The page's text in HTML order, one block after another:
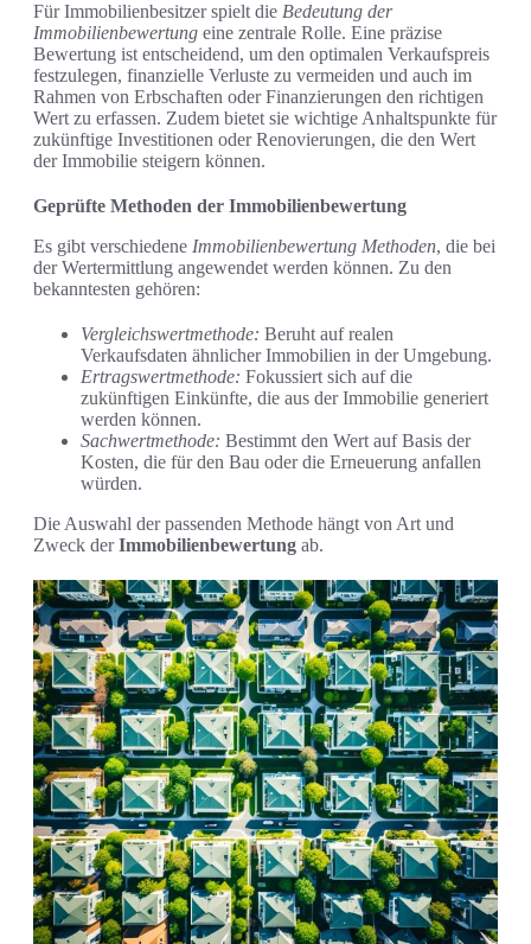
Für Immobilienbesitzer spielt die Bedeutung der
Immobilienbewertung eine zentrale Rolle. Eine präzise
Bewertung ist entscheidend, um den optimalen Verkaufspreis
festzulegen, finanzielle Verluste zu vermeiden und auch im
Rahmen von Erbschaften oder Finanzierungen den richtigen
Wert zu erfassen. Zudem bietet sie wichtige Anhaltspunkte für
zukünftige Investitionen oder Renovierungen, die den Wert
der Immobilie steigern können.
Geprüfte Methoden der Immobilienbewertung
Es gibt verschiedene Immobilienbewertung Methoden, die bei
der Wertermittlung angewendet werden können. Zu den
bekanntesten gehören:
Vergleichswertmethode: Beruht auf realen
Verkaufsdaten ähnlicher Immobilien in der Umgebung.
Ertragswertmethode: Fokussiert sich auf die
zukünftigen Einkünfte, die aus der Immobilie generiert
werden können.
Sachwertmethode: Bestimmt den Wert auf Basis der
Kosten, die für den Bau oder die Erneuerung anfallen
würden.
Die Auswahl der passenden Methode hängt von Art und
Zweck derImmobilienbewertung ab.